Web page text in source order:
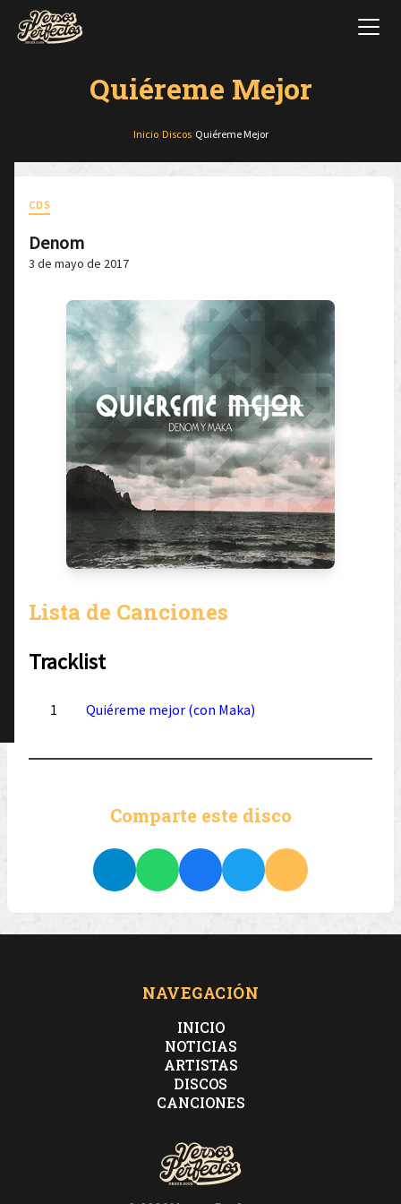
Quiéreme Mejor
Inicio/ Discos/ Quiéreme Mejor
CDS
Denom
3 de mayo de 2017
Lista de Canciones
Tracklist
1 Quiéreme mejor (con Maka)
Comparte este disco
NAVEGACIÓN
INICIO
NOTICIAS
ARTISTAS
DISCOS
CANCIONES